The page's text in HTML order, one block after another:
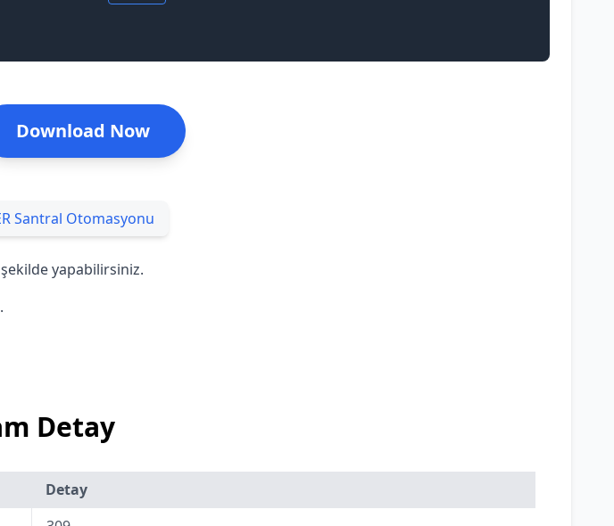
Download Now
Santral Otomasyonu
yapabilirsiniz.
Detay
Detay